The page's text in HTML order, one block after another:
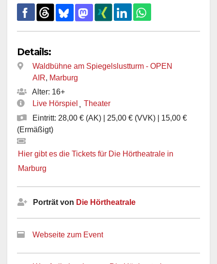
Details:
Waldbühne am Spiegelslustturm - OPEN
AIR, Marburg
Alter: 16+
Live Hörspiel
Theater
Eintritt: 28,00 € (AK) | 25,00 € (VVK) | 15,00 €
(Ermäßigt)
Hier gibt es die Tickets für Die Hörtheatrale in
Marburg
Porträt von Die Hörtheatrale
Webseite zum Event